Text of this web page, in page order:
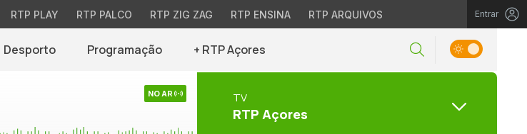
RTP PLAY RTP PALCO RTP ZIG ZAG RTP ENSINA RTP ARQUIVOS Entrar
Desporto Programação + RTP Açores
NO AR TV
RTP Açores